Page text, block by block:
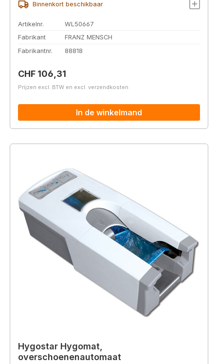
Binnenkort beschikbaar
Artikelnr.
WL50667
Fabrikant
FRANZ MENSCH
Fabrikantnr.
88818
Normale prijs:
CHF 106,31
Prijzen excl. BTW en excl. verzendkosten
In de winkelmand
Hygostar Hygomat,
overschoenenautomaat